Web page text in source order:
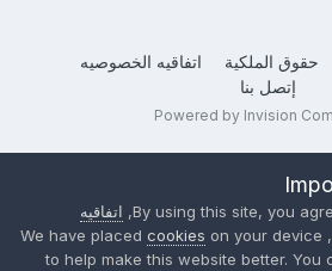
حقوق الملكية
اتفاقيه الخصوصيه
إتصل بنا
Powered by Invision
By using this site, you
, اتفاقيه
,
cookies on your device
to help make this website better.